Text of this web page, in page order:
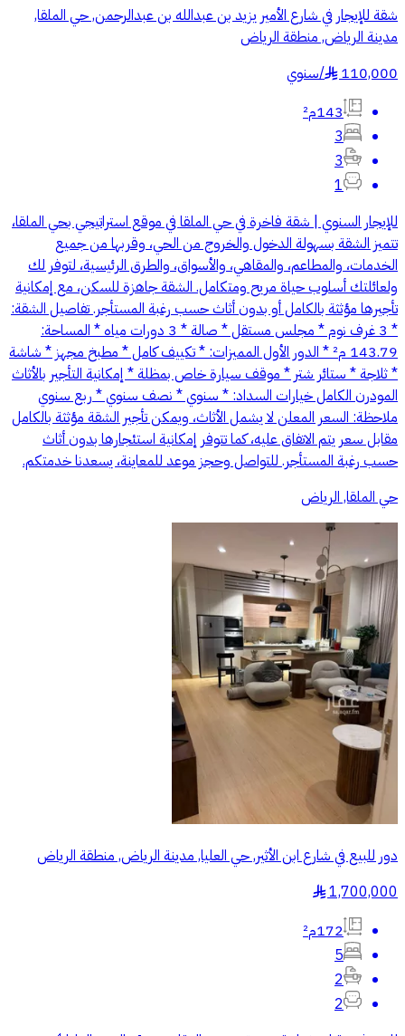
شقة للإيجار في شارع الأمير يزيد بن عبدالله بن عبدالرحمن, حي الملقا,
مدينة الرياض, منطقة الرياض
110,000
§
/سنوي
143م²
3
3
1
للإيجار السنوي | شقة فاخرة في حي الملقا في موقع استراتيجي بحي الملقا،
تتميز الشقة بسهولة الدخول والخروج من الحي، وقربها من جميع
الخدمات، والمطاعم، والمقاهي، والأسواق، والطرق الرئيسية، لتوفر لك
ولعائلتك أسلوب حياة مريح ومتكامل. الشقة جاهزة للسكن، مع إمكانية
تأجيرها مؤثثة بالكامل أو بدون أثاث حسب رغبة المستأجر. تفاصيل الشقة:
* 3 غرف نوم * مجلس مستقل * صالة * 3 دورات مياه * المساحة:
143.79 م² * الدور الأول المميزات: * تكييف كامل * مطبخ مجهز * شاشة
* ثلاجة * ستائر شتر * موقف سيارة خاص بمظلة * إمكانية التأجير بالأثاث
المودرن الكامل خيارات السداد: * سنوي * نصف سنوي * ربع سنوي
ملاحظة: السعر المعلن لا يشمل الأثاث، ويمكن تأجير الشقة مؤثثة بالكامل
مقابل سعر يتم الاتفاق عليه، كما تتوفر إمكانية استئجارها بدون أثاث
حسب رغبة المستأجر. للتواصل وحجز موعد للمعاينة، يسعدنا خدمتكم.
حي الملقا, الرياض
دور للبيع في شارع ابن الأثير, حي العليا, مدينة الرياض, منطقة الرياض
1,700,000
§
172م²
5
2
2